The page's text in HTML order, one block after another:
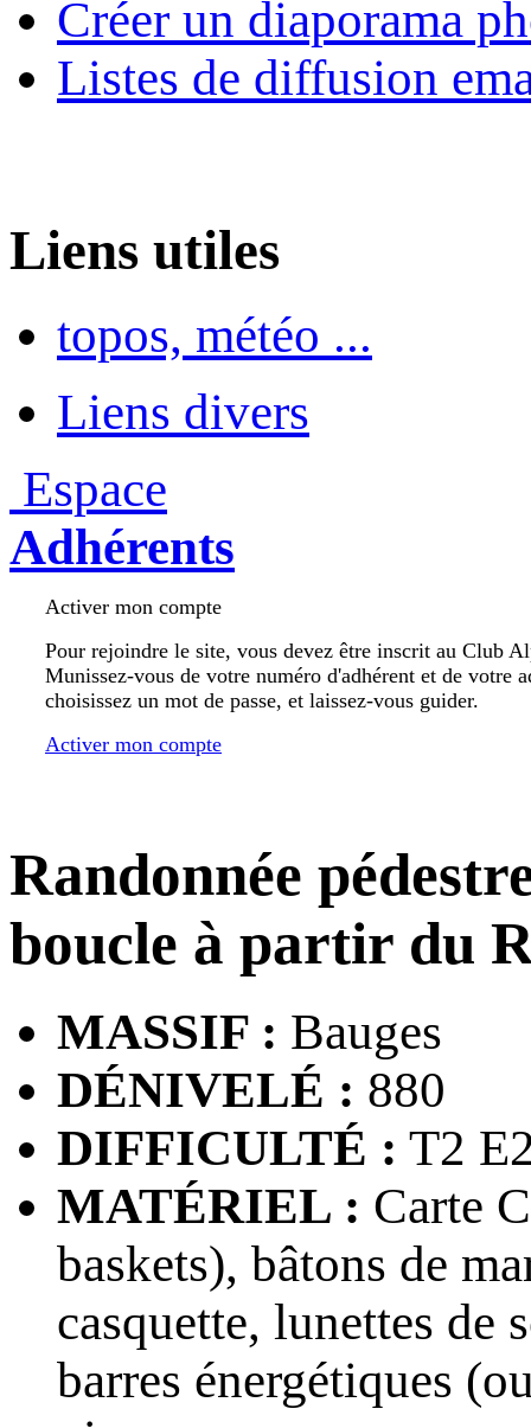
Créer un diaporama
Listes de diffusion
Liens utiles
topos, météo ...
Liens divers
Espace
Adhérents
Activer mon compte
Pour rejoindre le site, vous devez être inscrit au Club
Munissez-vous de votre numéro d'adhérent et de votre
choisissez un mot de passe, et laissez-vous guider.
Activer mon compte
Randonnée
boucle à partir du
MASSIF : Bauges
DÉNIVELÉ : 880
DIFFICULTÉ : T2
MATÉRIEL : Carte
baskets), bâtons de
casquette, lunettes de
barres énergétiques